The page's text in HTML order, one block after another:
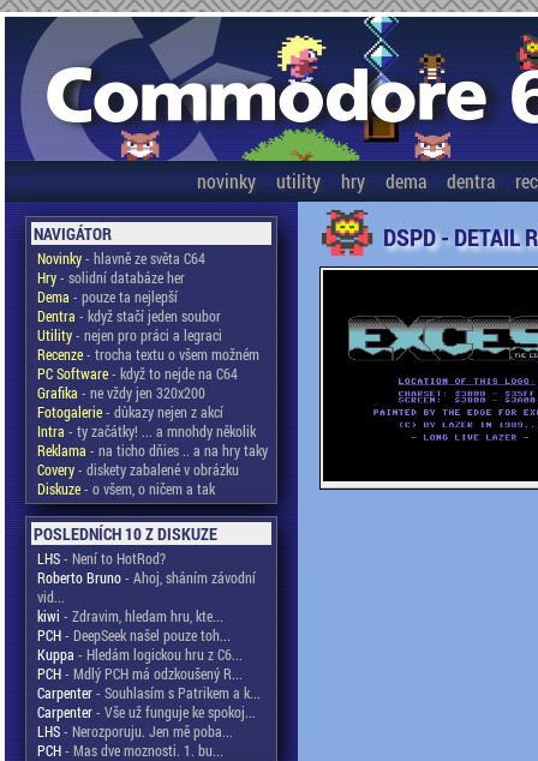
novinky utility hry dema dentra
NAVIGÁTOR
Novinky- hlavně ze světa C64
Hry- solidní databáze her
Dema - pouze ta nejlepší
Dentra - když stačí jeden soubor
Utility- nejen pro práci a legraci
Recenze- trocha textu o všem možném
PC Software- když to nejde na C64
Grafika - ne vždy jen 320x200
Fotogalerie- důkazy nejen z akcí
Intra - ty začátky! ... a mnohdy několik
Reklama - na ticho dňies .. a na hry taky
Covery- diskety zabalené v obrázku
Diskuze- o všem, o ničem a tak
POSLEDNÍCH 10 Z DISKUZE
LHS- Není to HotRod?
Roberto Bruno- Ahoj, sháním závodní
vid...
kiwi - Zdravim, hledam hru, kte...
PCH- DeepSeek našel pouze toh...
Kuppa - Hledám logickou hru z C6...
PCH- Mdlý PCH má odzkoušený R...
Carpenter- Souhlasím s Patrikem a k...
Carpenter- Vše už funguje ke spokoj...
LHS- Nerozporuju. Jen mě poba...
PCH- Mas dve moznosti. 1. bu...
DSPD - DETAIL